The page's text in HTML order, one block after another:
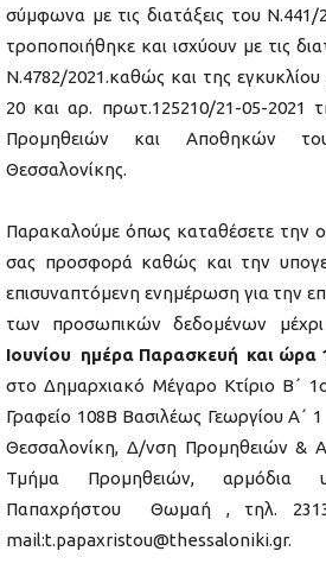
σύμφωνα με τις διατάξεις του
τροποποιήθηκε και ισχύουν με τις
Ν.4782/2021.καθώς και της εγκυκλίου
20 και αρ. πρωτ.125210/21-05-2021
Προμηθειών και Αποθηκών
Θεσσαλονίκης.
Παρακαλούμε όπως καταθέσετε την
σας προσφορά καθώς και την
επισυναπτόμενη ενημέρωση για την
των προσωπικών δεδομένων μέχρι
Ιουνίου ημέρα Παρασκευή και ώρα
στο Δημαρχιακό Μέγαρο Κτίριο Β΄
Γραφείο 108Β Βασιλέως Γεωργίου Α΄
Θεσσαλονίκη, Δ/νση Προμηθειών &
Τμήμα Προμηθειών, αρμόδια
Παπαχρήστου Θωμαή , τηλ.
mail:t.papaxristou@thessaloniki.gr.